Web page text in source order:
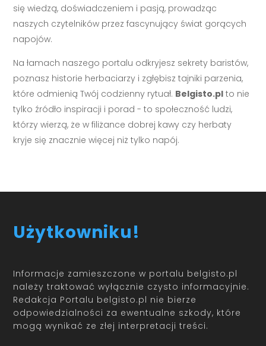
się wiedzą, doświadczeniem i pasją, prowadząc
naszych czytelników przez fascynujący świat gorących
napojów.
Na łamach naszego portalu odkryjesz sekrety baristów,
poznasz historie herbaciarzy i zgłębisz tajniki parzenia,
które odmienią Twój codzienny rytuał. Belgisto.pl to nie
tylko źródło inspiracji i porad - to społeczność ludzi,
którzy wierzą, że w filiżance dobrej kawy czy herbaty
kryje się znacznie więcej niż tylko napój.
Użytkowniku!
Informacje zamieszczone w portalu belgisto.pl
należy traktować wyłącznie czysto informacyjnie.
Redakcja Portalu belgisto.pl nie bierze
odpowiedzialności za ewentualne szkody, które
mogą wynikać ze złej interpretacji treści.